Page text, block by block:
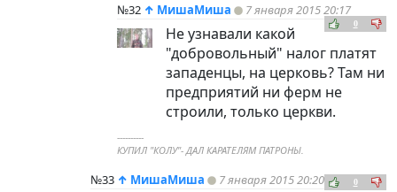
№32 ↑ МишаМиша 7 января 2015 20:17
0
Не узнавали какой
"добровольный" налог платят
западенцы, на церковь? Там ни
предприятий ни ферм не
строили, только церкви.
----------
КУПИЛ "КОЛУ"- ДАЛ КАРАТЕЛЯМ ПАТРОНЫ.
№33 ↑ МишаМиша 7 января 2015 20:20 0